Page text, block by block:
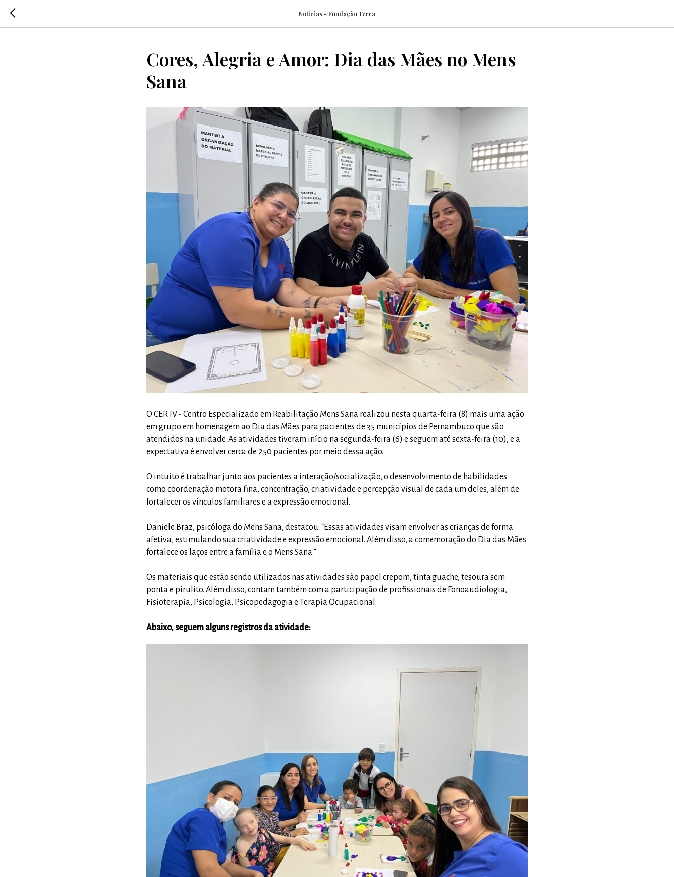
Notícias - Fundação Terra
Cores, Alegria e Amor: Dia das Mães no Mens
Sana
O CER IV - Centro Especializado em Reabilitação Mens Sana realizou nesta quarta-feira (8) mais uma ação
em grupo em homenagem ao Dia das Mães para pacientes de 35 municípios de Pernambuco que são
atendidos na unidade. As atividades tiveram início na segunda-feira (6) e seguem até sexta-feira (10), e a
expectativa é envolver cerca de 250 pacientes por meio dessa ação.
O intuito é trabalhar junto aos pacientes a interação/socialização, o desenvolvimento de habilidades
como coordenação motora fina, concentração, criatividade e percepção visual de cada um deles, além de
fortalecer os vínculos familiares e a expressão emocional.
Daniele Braz, psicóloga do Mens Sana, destacou: “Essas atividades visam envolver as crianças de forma
afetiva, estimulando sua criatividade e expressão emocional. Além disso, a comemoração do Dia das Mães
fortalece os laços entre a família e o Mens Sana.”
Os materiais que estão sendo utilizados nas atividades são papel crepom, tinta guache, tesoura sem
ponta e pirulito. Além disso, contam também com a participação de profissionais de Fonoaudiologia,
Fisioterapia, Psicologia, Psicopedagogia e Terapia Ocupacional.
Abaixo, seguem alguns registros da atividade: